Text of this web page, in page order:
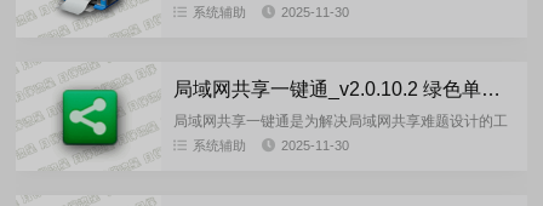
几个点击操作，主要特点包括：‌一键化配置‌：服务端
系统辅助 2025-11-30
局域网共享一键通_v2.0.10.2 绿色单文件版
局域网共享一键通是为解决局域网共享难题设计的工
具，主要面向在计算机中设置文件共享时觉得繁琐，
系统辅助 2025-11-30